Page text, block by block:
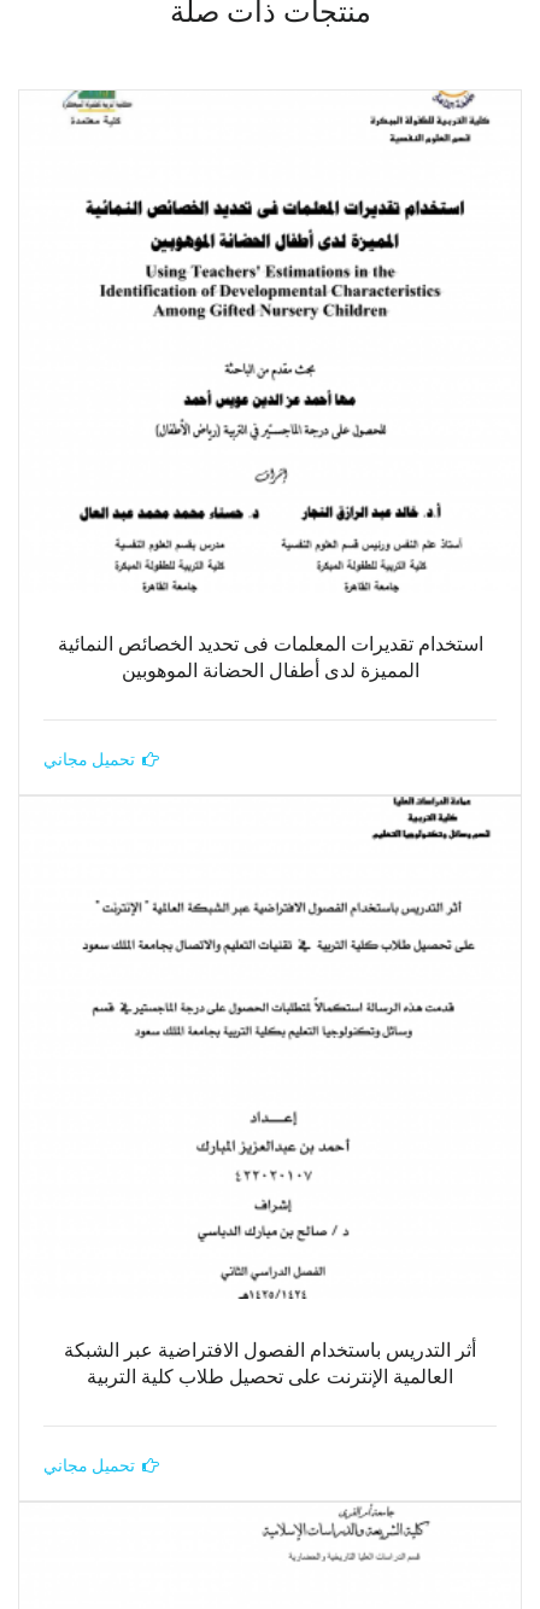
منتجات ذات صلة
استخدام تقديرات المعلمات فى تحديد الخصائص النمائية
المميزة لدى أطفال الحضانة الموهوبين
تحميل مجاني
أثر التدريس باستخدام الفصول الافتراضية عبر الشبكة
العالمية الإنترنت على تحصيل طلاب كلية التربية
تحميل مجاني